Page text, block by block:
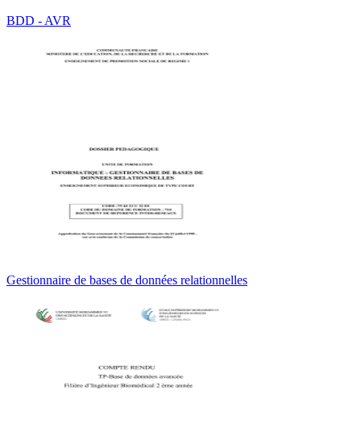
BDD - AVR
Gestionnaire de bases de données relationnelles